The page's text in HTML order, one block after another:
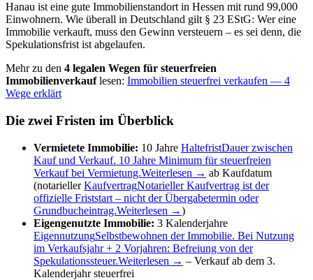
Hanau ist eine gute Immobilienstandort in Hessen mit rund 99,000
Einwohnern. Wie überall in Deutschland gilt § 23 EStG: Wer eine
Immobilie verkauft, muss den Gewinn versteuern – es sei denn, die
Spekulationsfrist ist abgelaufen.
Mehr zu den 4 legalen Wegen für steuerfreien
Immobilienverkauflesen: Immobilien steuerfrei verkaufen — 4
Wege erklärt
Die zwei Fristen im Überblick
Vermietete Immobilie: 10 Jahre HaltefristDauer zwischen
Kauf und Verkauf. 10 Jahre Minimum für steuerfreien
Verkauf bei Vermietung.Weiterlesen → ab Kaufdatum
(notariellerKaufvertragNotarieller Kaufvertrag ist der
offizielle Friststart – nicht der Übergabetermin oder
Grundbucheintrag.Weiterlesen →)
Eigengenutzte Immobilie: 3 Kalenderjahre
EigennutzungSelbstbewohnen der Immobilie. Bei Nutzung
im Verkaufsjahr + 2 Vorjahren: Befreiung von der
Spekulationssteuer.Weiterlesen → – Verkauf ab dem 3.
Kalenderjahr steuerfrei